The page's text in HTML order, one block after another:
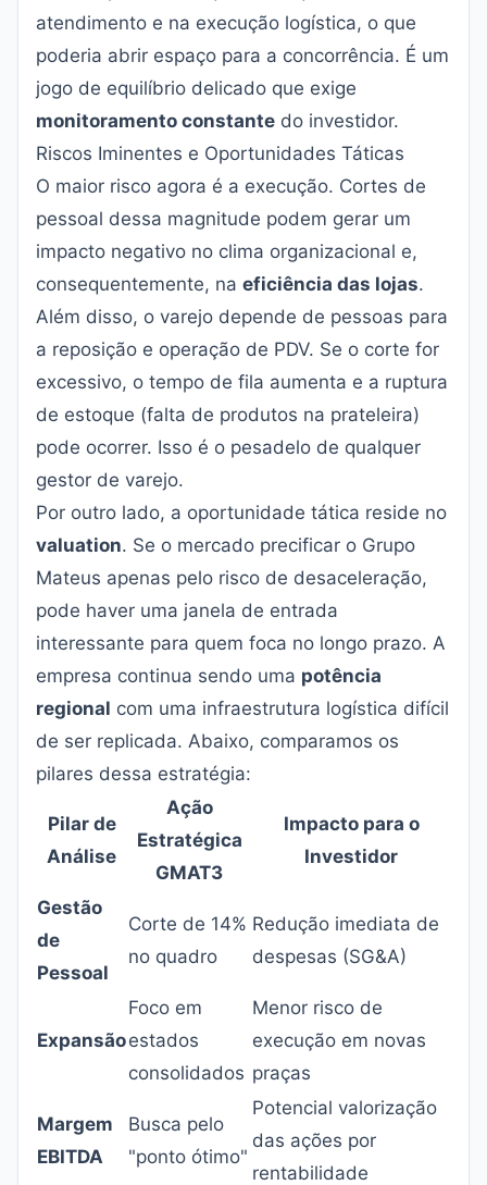
atendimento e na execução logística, o que
poderia abrir espaço para a concorrência. É um
jogo de equilíbrio delicado que exige
monitoramento constante do investidor.
Riscos Iminentes e Oportunidades Táticas
O maior risco agora é a execução. Cortes de
pessoal dessa magnitude podem gerar um
impacto negativo no clima organizacional e,
consequentemente, na eficiência das lojas.
Além disso, o varejo depende de pessoas para
a reposição e operação de PDV. Se o corte for
excessivo, o tempo de fila aumenta e a ruptura
de estoque (falta de produtos na prateleira)
pode ocorrer. Isso é o pesadelo de qualquer
gestor de varejo.
Por outro lado, a oportunidade tática reside no
valuation. Se o mercado precificar o Grupo
Mateus apenas pelo risco de desaceleração,
pode haver uma janela de entrada
interessante para quem foca no longo prazo. A
empresa continua sendo uma potência
regional com uma infraestrutura logística difícil
de ser replicada. Abaixo, comparamos os
pilares dessa estratégia:
Pilar de
Análise
Ação
Estratégica
GMAT3
Impacto para o
Investidor
Gestão
de
Pessoal
Corte de 14%
no quadro
Redução imediata de
despesas (SG&A)
Expansão
Foco em
estados
consolidados
Menor risco de
execução em novas
praças
Margem
EBITDA
Busca pelo
"ponto ótimo"
Potencial valorização
das ações por
rentabilidade